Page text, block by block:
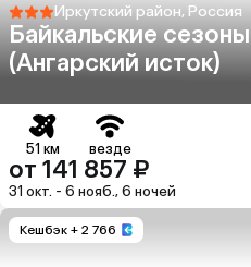
Иркутский район, Россия
Байкальские сезоны
(Ангарский исток)
51 км везде
от 141 857 ₽
31 окт. - 6 нояб., 6 ночей
Кешбэк + 2 766